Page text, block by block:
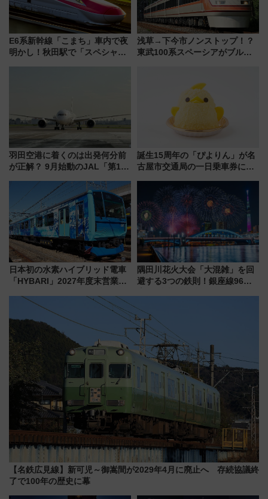
E6系新幹線「こまち」車内で夜
明かし！秋田駅で「スペシャル
浅草→下今市ノンストップ！？
東武100系スペーシアがブルー
時刻や特急券の買い方を紹介
羽田空港に着くのは出発何分前
が正解？ 9月始動のJAL「第1タ
歩1キロ超え！ 知っておきたい
変更点まとめ
誕生15周年の「ぴよりん」が名
古屋市交通局の一日乗車券に！
定1万5000枚】
日本初の水素ハイブリッド電車
「HYBARI」2027年度末営業運
で水素利活用が加速
隅田川花火大会「大混雑」を回
避する3つの鉄則！銀座線96本
（2026年）
【名鉄広見線】新可児～御嵩間が2029年4月に廃止へ 存続協議終
了で100年の歴史に幕